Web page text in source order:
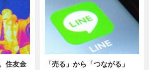
住友金
「売る」から「つながる」